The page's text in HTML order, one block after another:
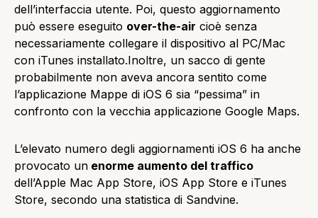
dell’interfaccia utente. Poi, questo aggiornamento
può essere eseguito over-the-air cioè senza
necessariamente collegare il dispositivo al PC/Mac
con iTunes installato.Inoltre, un sacco di gente
probabilmente non aveva ancora sentito come
l’applicazione Mappe di iOS 6 sia “pessima” in
confronto con la vecchia applicazione Google Maps.
L’elevato numero degli aggiornamenti iOS 6 ha anche
provocato un enorme aumento del traffico
dell’Apple Mac App Store, iOS App Store e iTunes
Store, secondo una statistica di Sandvine.